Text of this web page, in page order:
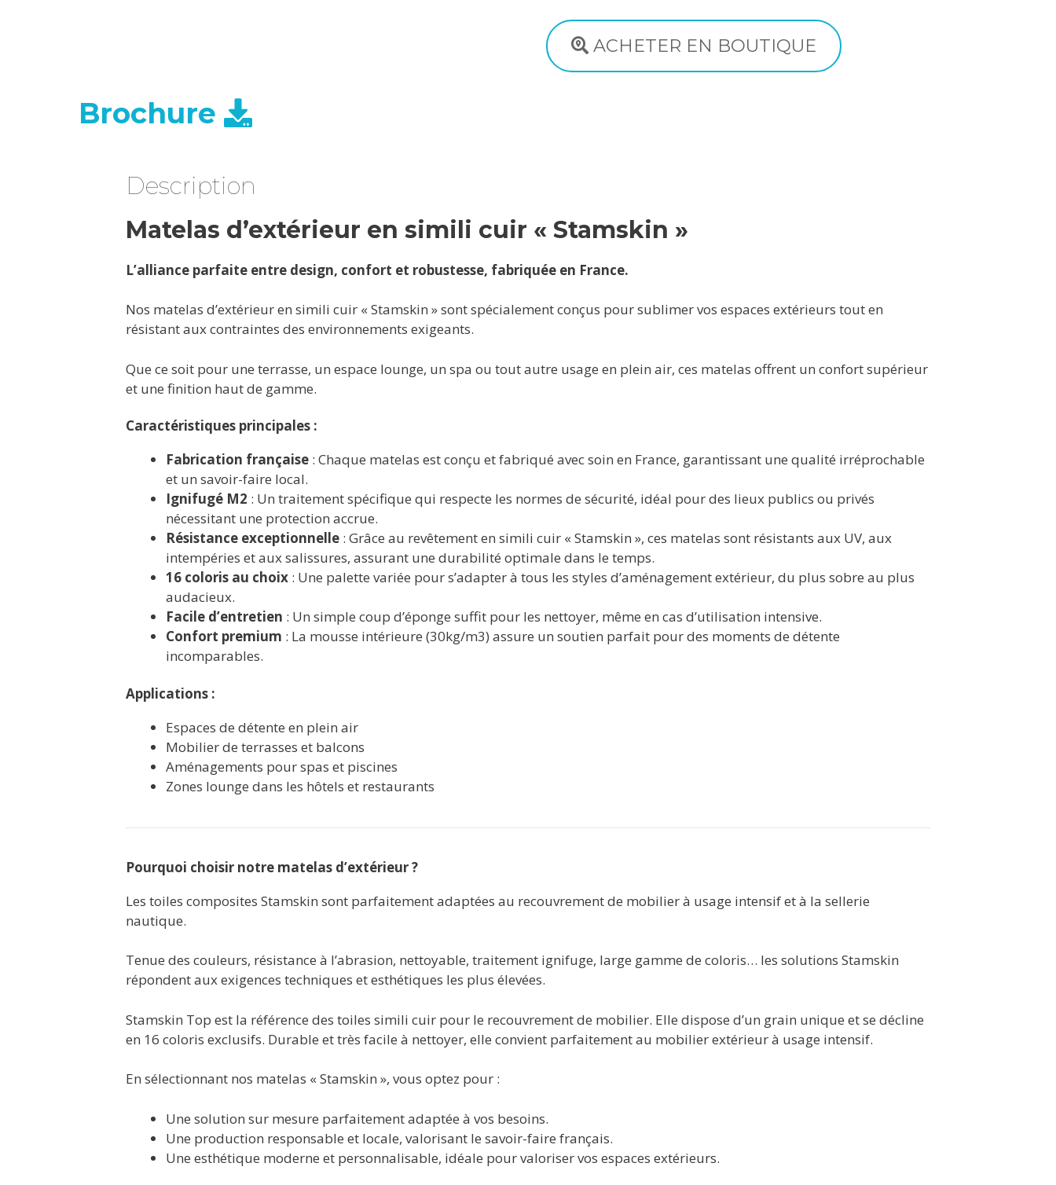
ACHETER EN BOUTIQUE
Brochure
Description
Matelas d’extérieur en simili cuir « Stamskin »
L’alliance parfaite entre design, confort et robustesse, fabriquée en France.
Nos matelas d’extérieur en simili cuir « Stamskin » sont spécialement conçus pour sublimer vos espaces extérieurs tout en
résistant aux contraintes des environnements exigeants.
Que ce soit pour une terrasse, un espace lounge, un spa ou tout autre usage en plein air, ces matelas offrent un confort supérieur
et une finition haut de gamme.
Caractéristiques principales :
Fabrication française : Chaque matelas est conçu et fabriqué avec soin en France, garantissant une qualité irréprochable
et un savoir-faire local.
Ignifugé M2 : Un traitement spécifique qui respecte les normes de sécurité, idéal pour des lieux publics ou privés
nécessitant une protection accrue.
Résistance exceptionnelle : Grâce au revêtement en simili cuir « Stamskin », ces matelas sont résistants aux UV, aux
intempéries et aux salissures, assurant une durabilité optimale dans le temps.
16 coloris au choix : Une palette variée pour s’adapter à tous les styles d’aménagement extérieur, du plus sobre au plus
audacieux.
Facile d’entretien : Un simple coup d’éponge suffit pour les nettoyer, même en cas d’utilisation intensive.
Confort premium : La mousse intérieure (30kg/m3) assure un soutien parfait pour des moments de détente
incomparables.
Applications :
Espaces de détente en plein air
Mobilier de terrasses et balcons
Aménagements pour spas et piscines
Zones lounge dans les hôtels et restaurants
Pourquoi choisir notre matelas d’extérieur ?
Les toiles composites Stamskin sont parfaitement adaptées au recouvrement de mobilier à usage intensif et à la sellerie
nautique.
Tenue des couleurs, résistance à l’abrasion, nettoyable, traitement ignifuge, large gamme de coloris… les solutions Stamskin
répondent aux exigences techniques et esthétiques les plus élevées.
Stamskin Top est la référence des toiles simili cuir pour le recouvrement de mobilier. Elle dispose d’un grain unique et se décline
en 16 coloris exclusifs. Durable et très facile à nettoyer, elle convient parfaitement au mobilier extérieur à usage intensif.
En sélectionnant nos matelas « Stamskin », vous optez pour :
Une solution sur mesure parfaitement adaptée à vos besoins.
Une production responsable et locale, valorisant le savoir-faire français.
Une esthétique moderne et personnalisable, idéale pour valoriser vos espaces extérieurs.